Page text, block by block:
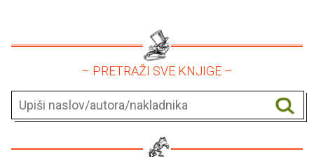
– PRETRAŽI SVE KNJIGE –